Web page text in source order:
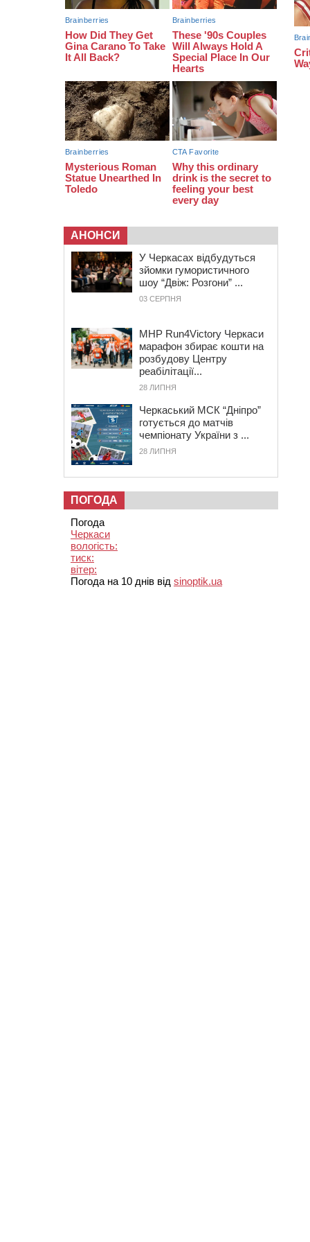
серед вступників
АНОНСИ
У Черкасах відбудуться
зйомки гумористичного
шоу “Двіж: Розгони” ...
03 СЕРПНЯ
MHP Run4Victory Черкаси
марафон збирає кошти на
розбудову Центру
реабілітації...
28 ЛИПНЯ
Черкаський МСК “Дніпро”
готується до матчів
чемпіонату України з ...
28 ЛИПНЯ
ПОГОДА
Погода
Черкаси
вологість:
тиск:
вітер:
Погода на 10 днів від sinoptik.ua